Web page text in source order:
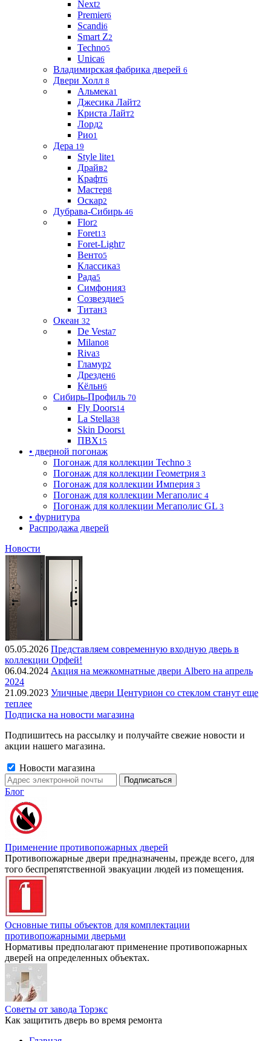
Next2
Premier6
Scandi6
Smart Z2
Techno5
Unica6
Владимирская фабрика дверей 6
Двери Холл 8
Альмека1
Джесика Лайт2
Криста Лайт2
Лорд2
Рио1
Дера 19
Style lite1
Драйв2
Крафт6
Мастер8
Оскар2
Дубрава-Сибирь 46
Flor2
Foret13
Foret-Light7
Венто5
Классика3
Рада5
Симфония3
Созвездие5
Титан3
Океан 32
De Vesta7
Milano8
Riva3
Гламур2
Дрезден6
Кёльн6
Сибирь-Профиль 70
Fly Doors14
La Stella38
Skin Doors1
ПВХ15
• дверной погонаж
Погонаж для коллекции Techno 3
Погонаж для коллекции Геометрия 3
Погонаж для коллекции Империя 3
Погонаж для коллекции Мегаполис 4
Погонаж для коллекции Мегаполис GL 3
• фурнитура
Распродажа дверей
Новости
05.05.2026 Представляем современную входную дверь в
коллекции Орфей!
06.04.2024 Акция на межкомнатные двери Albero на апрель
2024
21.09.2023 Уличные двери Центурион со стеклом станут еще
теплее
Подписка на новости магазина
Подпишитесь на рассылку и получайте свежие новости и
акции нашего магазина.
Новости магазина
Блог
Применение противопожарных дверей
Противопожарные двери предназначены, прежде всего, для
того беспрепятственной эвакуации людей из помещения.
Основные типы объектов для комплектации
противопожарными дверьми
Нормативы предполагают применение противопожарных
дверей на определенных объектах.
Советы от завода Торэкс
Как защитить дверь во время ремонта